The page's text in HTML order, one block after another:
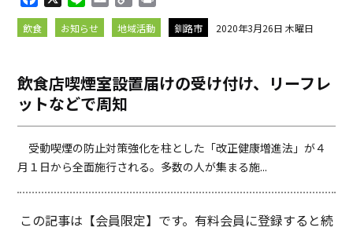
a
c
o
o
i
n
m
a
o
p
i
r
i
飲食 お知らせ 地域活動 釧路市 2020年3月26日 木曜日
飲食店喫煙室設置届けの受け付け、リーフレ
ットなどで周知
受動喫煙の防止対策強化を柱とした「改正健康増進法」が４
月１日から全面施行される。多数の人が集まる施...
この記事は【会員限定】です。有料会員に登録すると続